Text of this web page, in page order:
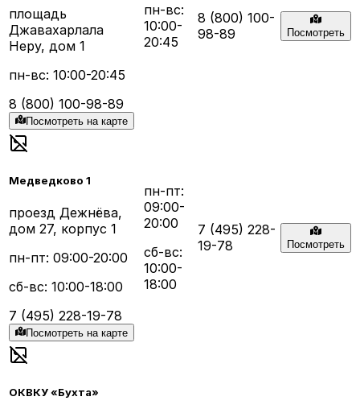
площадь
Джавахарлала
Неру, дом 1
пн-вс: 10:00-20:45
8 (800) 100-98-89
Посмотреть на карте
пн-вс:
10:00-
20:45
8 (800) 100-
98-89
Посмотреть
Медведково 1
проезд Дежнёва,
дом 27, корпус 1
пн-пт: 09:00-20:00
сб-вс: 10:00-18:00
7 (495) 228-19-78
Посмотреть на карте
пн-пт:
09:00-
20:00
сб-вс:
10:00-
18:00
7 (495) 228-
19-78
Посмотреть
ОКВКУ «Бухта»